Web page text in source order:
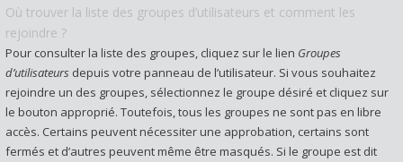
Où trouver la liste des groupes d’utilisateurs et comment les
rejoindre ?
Pour consulter la liste des groupes, cliquez sur le lien Groupes
d’utilisateurs depuis votre panneau de l’utilisateur. Si vous souhaitez
rejoindre un des groupes, sélectionnez le groupe désiré et cliquez sur
le bouton approprié. Toutefois, tous les groupes ne sont pas en libre
accès. Certains peuvent nécessiter une approbation, certains sont
fermés et d’autres peuvent même être masqués. Si le groupe est dit